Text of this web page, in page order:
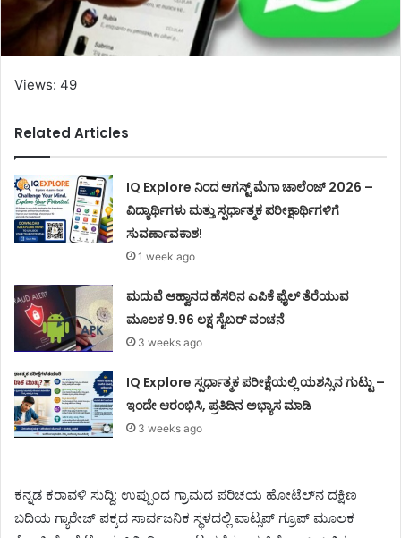
Views: 49
Related Articles
IQ Explore ನಿಂದ ಆಗಸ್ಟ್ ಮೆಗಾ ಚಾಲೆಂಜ್ 2026 –
ವಿದ್ಯಾರ್ಥಿಗಳು ಮತ್ತು ಸ್ಪರ್ಧಾತ್ಮಕ ಪರೀಕ್ಷಾರ್ಥಿಗಳಿಗೆ
ಸುವರ್ಣಾವಕಾಶ!
1 week ago
ಮದುವೆ ಆಹ್ವಾನದ ಹೆಸರಿನ ಎಪಿಕೆ ಫೈಲ್ ತೆರೆಯುವ
ಮೂಲಕ 9.96 ಲಕ್ಷ ಸೈಬರ್ ವಂಚನೆ
3 weeks ago
IQ Explore ಸ್ಪರ್ಧಾತ್ಮಕ ಪರೀಕ್ಷೆಯಲ್ಲಿ ಯಶಸ್ಸಿನ ಗುಟ್ಟು –
ಇಂದೇ ಆರಂಭಿಸಿ, ಪ್ರತಿದಿನ ಅಭ್ಯಾಸ ಮಾಡಿ
3 weeks ago
ಕನ್ನಡ ಕರಾವಳಿ ಸುದ್ದಿ: ಉಪ್ಪುಂದ ಗ್ರಾಮದ ಪರಿಚಯ ಹೋಟೆಲ್‌ನ ದಕ್ಷಿಣ
ಬದಿಯ ಗ್ಯಾರೇಜ್ ಪಕ್ಕದ ಸಾರ್ವಜನಿಕ ಸ್ಥಳದಲ್ಲಿ ವಾಟ್ಸಪ್‌ ಗ್ರೂಪ್‌ ಮೂಲಕ